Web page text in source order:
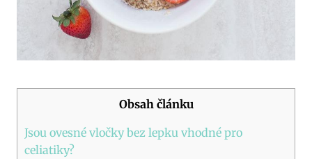
Obsah článku
Jsou ovesné vločky bez lepku vhodné pro
celiatiky?